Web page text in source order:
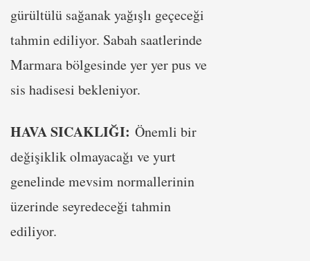
gürültülü sağanak yağışlı geçeceği
tahmin ediliyor. Sabah saatlerinde
Marmara bölgesinde yer yer pus ve
sis hadisesi bekleniyor.
HAVA SICAKLIĞI: Önemli bir
değişiklik olmayacağı ve yurt
genelinde mevsim normallerinin
üzerinde seyredeceği tahmin
ediliyor.